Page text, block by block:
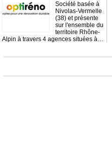
Société basée à
Nivolas-Vermelle
(38) et présente
sur l'ensemble du
territoire Rhône-
Alpin à travers 4 agences situées à…